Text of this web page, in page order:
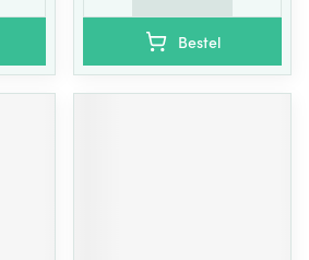
Bestel